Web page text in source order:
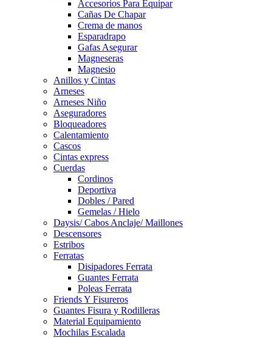
Accesorios Para Equipar
Cañas De Chapar
Crema de manos
Esparadrapo
Gafas Asegurar
Magneseras
Magnesio
Anillos y Cintas
Arneses
Arneses Niño
Aseguradores
Bloqueadores
Calentamiento
Cascos
Cintas express
Cuerdas
Cordinos
Deportiva
Dobles / Pared
Gemelas / Hielo
Daysis/ Cabos Anclaje/ Maillones
Descensores
Estribos
Ferratas
Disipadores Ferrata
Guantes Ferrata
Poleas Ferrata
Friends Y Fisureros
Guantes Fisura y Rodilleras
Material Equipamiento
Mochilas Escalada